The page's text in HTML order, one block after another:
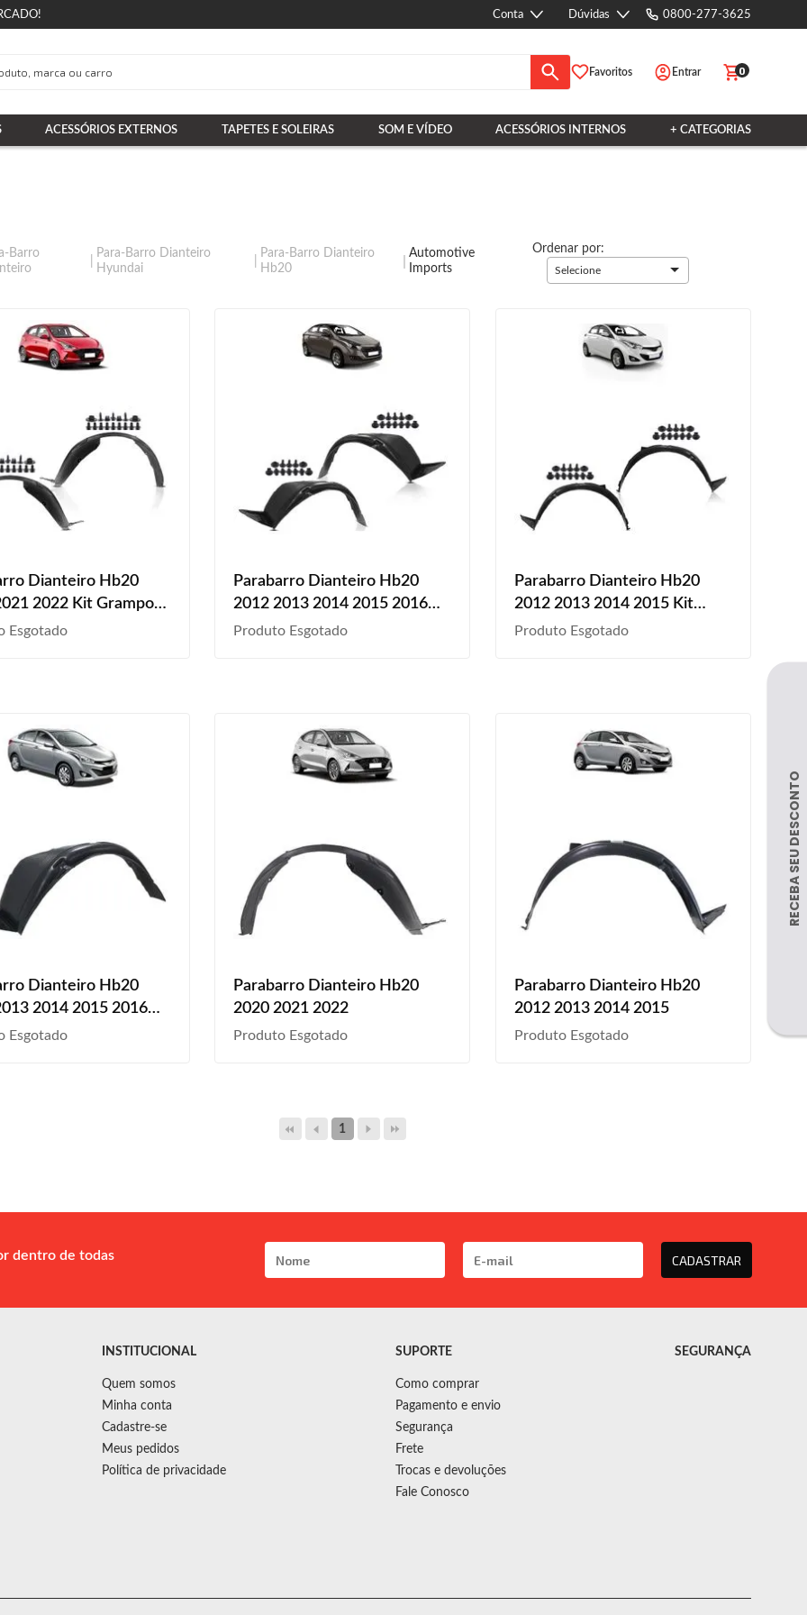
Conta Dúvidas 0800-277-3625
Favoritos Entrar 0
ACESSÓRIOS EXTERNOS TAPETES E SOLEIRAS SOM E VÍDEO ACESSÓRIOS INTERNOS + CATEGORIAS
Barro
Para-Barro Dianteiro
Hyundai
Para-Barro Dianteiro
Hb20
Automotive
Imports
Ordenar por:
Selecione
Dianteiro Hb20
2022 Kit Grampo
Esgotado
Parabarro Dianteiro Hb20
2012 2013 2014 2015 2016
2017 2018 2019 Kit Grampo
Produto Esgotado
Parabarro Dianteiro Hb20
2012 2013 2014 2015 Kit
Grampo
Produto Esgotado
Dianteiro Hb20
2014 2015 2016
2019
Esgotado
Parabarro Dianteiro Hb20
2020 2021 2022
Produto Esgotado
Parabarro Dianteiro Hb20
2012 2013 2014 2015
Produto Esgotado
1
dentro de todas
CADASTRAR
INSTITUCIONAL
Quem somos
Minha conta
Cadastre-se
Meus pedidos
Política de privacidade
SUPORTE
Como comprar
Pagamento e envio
Segurança
Frete
Trocas e devoluções
Fale Conosco
SEGURANÇA